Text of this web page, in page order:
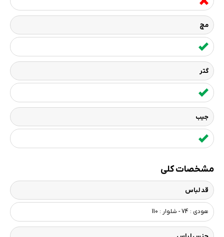
مچ
گتر
جیب
مشخصات کلی
قد لباس
هودی : 74 - شلوار : 110